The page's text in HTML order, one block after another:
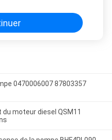
0470006007 87803357
moteur diesel QSM11